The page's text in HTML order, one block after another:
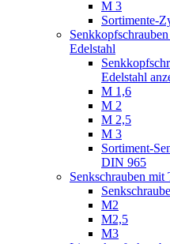
M 3
Sortimente-
Edelstahl
Edelstahl
M 1,6
M 2
M 2,5
M 3
Sortiment-
DIN 965
Senkschrauben
M2
M2,5
M3